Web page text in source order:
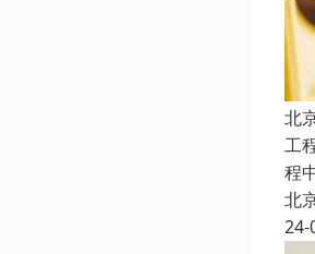
北
工
程
北
24-